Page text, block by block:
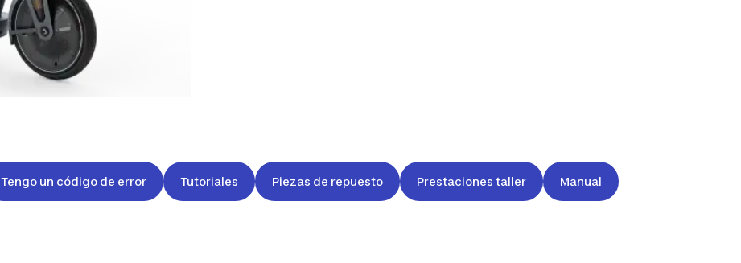
Tengo un código de error Tutoriales Piezas de repuesto Prestaciones taller Manual